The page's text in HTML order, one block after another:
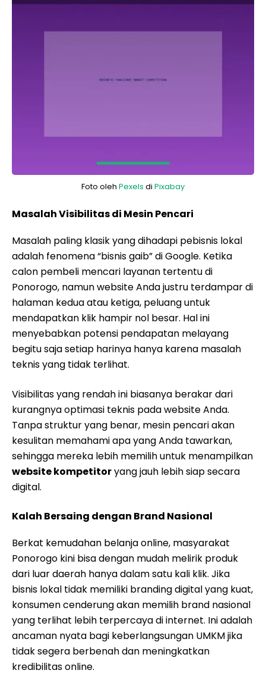
Foto oleh Pexels di Pixabay
Masalah Visibilitas di Mesin Pencari
Masalah paling klasik yang dihadapi pebisnis lokal
adalah fenomena “bisnis gaib” di Google. Ketika
calon pembeli mencari layanan tertentu di
Ponorogo, namun website Anda justru terdampar di
halaman kedua atau ketiga, peluang untuk
mendapatkan klik hampir nol besar. Hal ini
menyebabkan potensi pendapatan melayang
begitu saja setiap harinya hanya karena masalah
teknis yang tidak terlihat.
Visibilitas yang rendah ini biasanya berakar dari
kurangnya optimasi teknis pada website Anda.
Tanpa struktur yang benar, mesin pencari akan
kesulitan memahami apa yang Anda tawarkan,
sehingga mereka lebih memilih untuk menampilkan
website kompetitoryang jauh lebih siap secara
digital.
Kalah Bersaing dengan Brand Nasional
Berkat kemudahan belanja online, masyarakat
Ponorogo kini bisa dengan mudah melirik produk
dari luar daerah hanya dalam satu kali klik. Jika
bisnis lokal tidak memiliki branding digital yang kuat,
konsumen cenderung akan memilih brand nasional
yang terlihat lebih terpercaya di internet. Ini adalah
ancaman nyata bagi keberlangsungan UMKM jika
tidak segera berbenah dan meningkatkan
kredibilitas online.